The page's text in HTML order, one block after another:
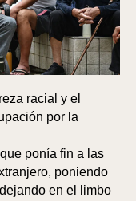
racial y el
por la
ponía fin a las
poniendo
en el limbo